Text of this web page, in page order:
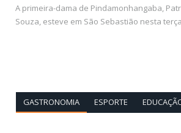
A primeira-dama de Pindamonhangaba,
Souza, esteve em São Sebastião nesta
GASTRONOMIA ESPORTE